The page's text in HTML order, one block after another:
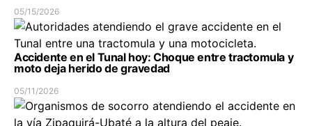
05/15/2026
Accidente en el Tunal hoy: Choque entre tractomula y
moto deja herido de gravedad
05/11/2026